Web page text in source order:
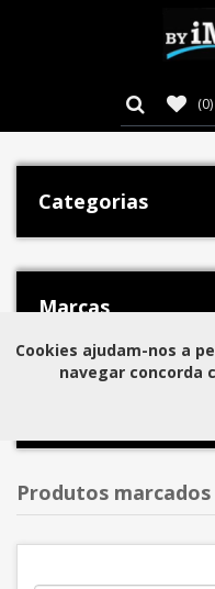
(0)
Categorias
Marcas
Produtos
Cookies ajudam-nos a
navegar concorda